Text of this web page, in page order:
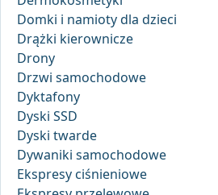
Domki i namioty dla dzieci
Drążki kierownicze
Drony
Drzwi samochodowe
Dyktafony
Dyski SSD
Dyski twarde
Dywaniki samochodowe
Ekspresy ciśnieniowe